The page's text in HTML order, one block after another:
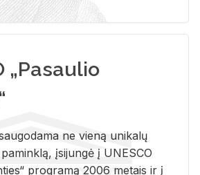
„Pasaulio
ne vieną unikalų
įsijungė į UNESCO
programą 2006 metais ir į